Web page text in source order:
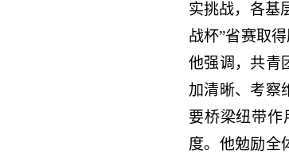
实挑战，各基
战杯”省赛取
他强调，共青
加清晰、考察
要桥梁纽带作
度。他勉励全